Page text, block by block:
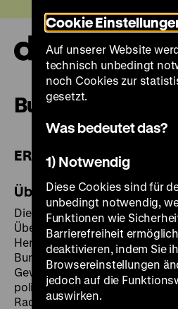
zum
Seiteninhalt
springen
Buchbare
ERWACHSENE &
Überblicksführung
Die Führung gibt
Überblick über die größte
Herausforderung in der
Bundesrepublik Deutschland –
Gewalt der RAF. Welche
politischen Proteste? Wie
Radikalisierung? Ein
Cookie
Auf unserer Website
technisch unbedingt
noch Cookies zur
gesetzt.
Was bedeutet das?
1) Notwendig
Diese Cookies sind für
unbedingt notwendig,
Funktionen wie
Barrierefreiheit
deaktivieren, indem Sie
Browsereinstellungen
jedoch auf die
auswirken.